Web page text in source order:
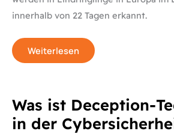
innerhalb von 22 Tagen erkannt.
Weiterlesen
Was ist Deception-
in der
Was
ist
Deception-
Technologie
in